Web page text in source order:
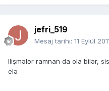
jefri_519
Mesaj tarihi: 11 Eylül
Ilişmələr ramnan da ola bilər,
elə